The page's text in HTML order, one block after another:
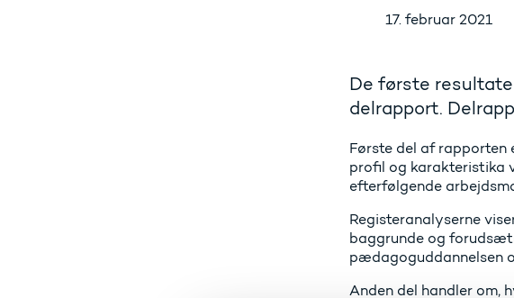
17. februar 2021
De første
delrapport.
Første del af rapporten
profil og karakteristika
efterfølgende
Registeranalyserne
baggrunde og
pædagoguddannelsen
Anden del handler om,